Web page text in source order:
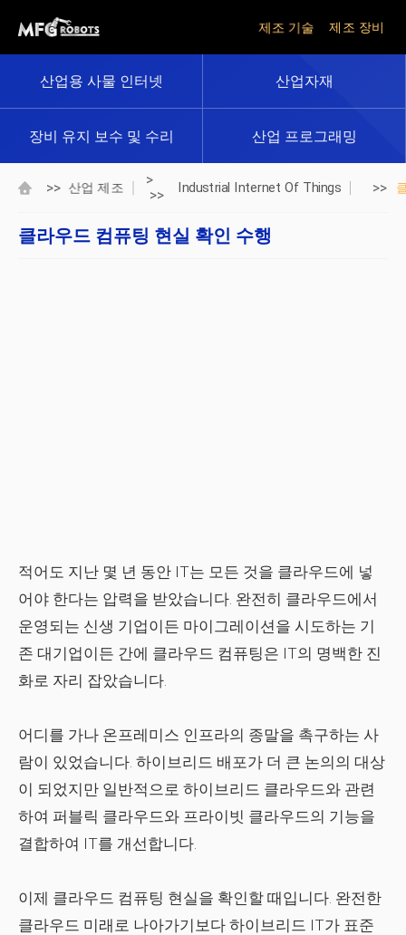
제조 기술 제조 장비
산업용 사물 인터넷 산업자재
장비 유지 보수 및 수리 산업 프로그래밍
>> 산업 제조
>
>>
Industrial Internet Of Things >>
클라우드 컴퓨팅 현실 확인 수행
적어도 지난 몇 년 동안 IT는 모든 것을 클라우드에 넣
어야 한다는 압력을 받았습니다. 완전히 클라우드에서
운영되는 신생 기업이든 마이그레이션을 시도하는 기
존 대기업이든 간에 클라우드 컴퓨팅은 IT의 명백한 진
화로 자리 잡았습니다.
어디를 가나 온프레미스 인프라의 종말을 촉구하는 사
람이 있었습니다. 하이브리드 배포가 더 큰 논의의 대상
이 되었지만 일반적으로 하이브리드 클라우드와 관련
하여 퍼블릭 클라우드와 프라이빗 클라우드의 기능을
결합하여 IT를 개선합니다.
이제 클라우드 컴퓨팅 현실을 확인할 때입니다. 완전한
클라우드 미래로 나아가기보다 하이브리드 IT가 표준